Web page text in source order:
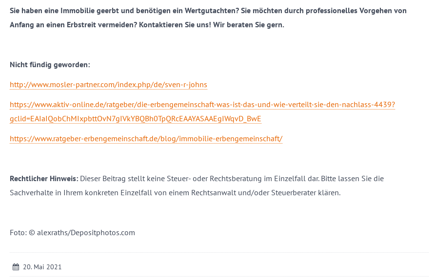
Sie haben eine Immobilie geerbt und benötigen ein Wertgutachten? Sie möchten durch professionelles Vorgehen von
Anfang an einen Erbstreit vermeiden? Kontaktieren Sie uns! Wir beraten Sie gern.
Nicht fündig geworden:
http://www.mosler-partner.com/index.php/de/sven-r-johns
https://www.aktiv-online.de/ratgeber/die-erbengemeinschaft-was-ist-das-und-wie-verteilt-sie-den-nachlass-4439?
gclid=EAIaIQobChMIxpbttOvN7gIVkYBQBh0TpQRcEAAYASAAEgIWqvD_BwE
https://www.ratgeber-erbengemeinschaft.de/blog/immobilie-erbengemeinschaft/
Rechtlicher Hinweis: Dieser Beitrag stellt keine Steuer- oder Rechtsberatung im Einzelfall dar. Bitte lassen Sie die
Sachverhalte in Ihrem konkreten Einzelfall von einem Rechtsanwalt und/oder Steuerberater klären.
Foto: © alexraths/Depositphotos.com
20. Mai 2021